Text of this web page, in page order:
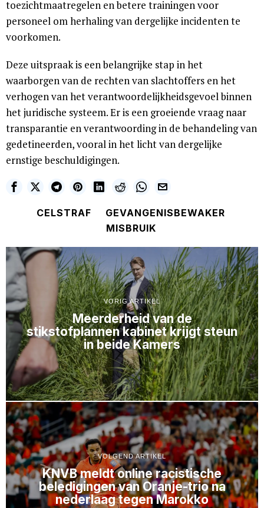
toezichtmaatregelen en betere trainingen voor
personeel om herhaling van dergelijke incidenten te
voorkomen.
Deze uitspraak is een belangrijke stap in het
waarborgen van de rechten van slachtoffers en het
verhogen van het verantwoordelijkheidsgevoel binnen
het juridische systeem. Er is een groeiende vraag naar
transparantie en verantwoording in de behandeling van
gedetineerden, vooral in het licht van dergelijke
ernstige beschuldigingen.
CELSTRAF
GEVANGENISBEWAKER
MISBRUIK
VORIG ARTIKEL
Meerderheid van de
stikstofplannen kabinet krijgt steun
in beide Kamers
VOLGEND ARTIKEL
KNVB meldt online racistische
beledigingen van Oranje-trio na
nederlaag tegen Marokko